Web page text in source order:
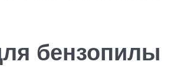
бензопилы